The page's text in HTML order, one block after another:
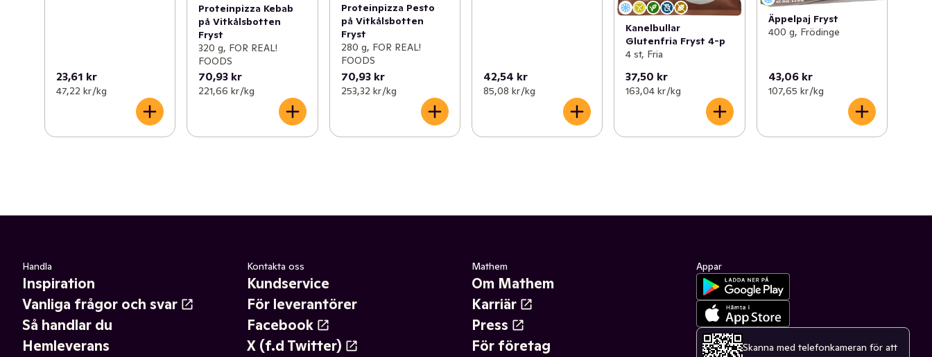
23,61 kr
47,22 kr /kg
Proteinpizza Kebab
på Vitkålsbotten
Fryst
320 g, FOR REAL!
FOODS
70,93 kr
221,66 kr /kg
Proteinpizza Pesto
på Vitkålsbotten
Fryst
280 g, FOR REAL!
FOODS
70,93 kr
253,32 kr /kg
42,54 kr
85,08 kr /kg
Kanelbullar
Glutenfria Fryst 4-p
4 st, Fria
37,50 kr
163,04 kr /kg
Äppelpaj Fryst
400 g, Frödinge
43,06 kr
107,65 kr /kg
Handla
Inspiration
Vanliga frågor och svar
Så handlar du
Hemleverans
Kontakta oss
Kundservice
För leverantörer
Facebook
X (f.d Twitter)
Mathem
Om Mathem
Karriär
Press
För företag
Appar
Skanna med telefonkameran för att